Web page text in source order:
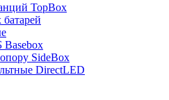
TopBox
SideBox
DirectLED